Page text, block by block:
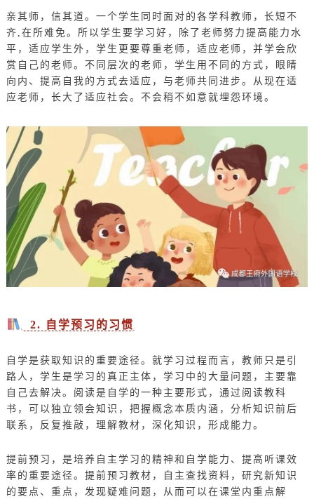
亲其师，信其道。一个学生同时面对的各学科教师，长短不
齐,在所难免。所以学生要学习好，除了老师努力提高能力水
平，适应学生外，学生更要尊重老师，适应老师，并学会欣
赏自己的老师。不同层次的老师，学生用不同的方式，眼睛
向内、提高自我的方式去适应，与老师共同进步。从现在适
应老师，长大了适应社会。不会稍不如意就埋怨环境。
2. 自学预习的习惯
自学是获取知识的重要途径。就学习过程而言，教师只是引
路人，学生是学习的真正主体，学习中的大量问题，主要靠
自己去解决。阅读是自学的一种主要形式，通过阅读教科
书，可以独立领会知识，把握概念本质内涵，分析知识前后
联系，反复推敲，理解教材，深化知识，形成能力。
提前预习，是培养自主学习的精神和自学能力、提高听课效
率的重要途径。提前预习教材，自主查找资料，研究新知识
的要点、重点，发现疑难问题，从而可以在课堂内重点解